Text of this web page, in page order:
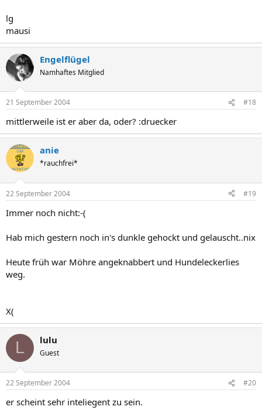
lg
mausi
Engelflügel
Namhaftes Mitglied
21 September 2004 #18
mittlerweile ist er aber da, oder? :druecker
anie
*rauchfrei*
22 September 2004 #19
Immer noch nicht:-(
Hab mich gestern noch in's dunkle gehockt und gelauscht..nix
Heute früh war Möhre angeknabbert und Hundeleckerlies
weg.
X(
L lulu
Guest
22 September 2004 #20
er scheint sehr inteliegent zu sein.